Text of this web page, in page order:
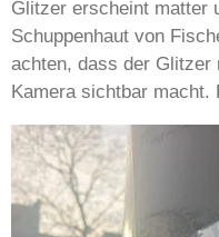
Glitzer erscheint matter
Schuppenhaut von
achten, dass der Glitzer
Kamera sichtbar macht.